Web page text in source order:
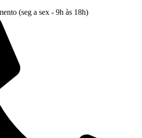
(seg a sex - 9h às 18h)